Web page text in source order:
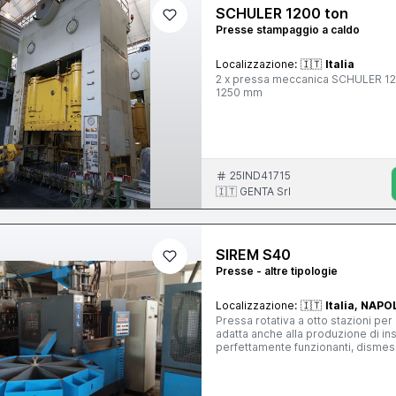
(fronte-retro) CLEARANCE BETWEEN UPRIGHTS (F-
MAXIMUM PRESS WEIGHT :
SCHULER 1200 ton
Presse stampaggio a caldo
Localizzazione: 🇮🇹 Italia
2 x pressa meccanica SCHULER 1200 ton tavola mobile 3500 x 1900 mm corsa 600 mm – luce cbra
1250 mm
25IND41715
🇮🇹 GENTA Srl
SIREM S40
Presse - altre tipologie
Localizzazione: 🇮🇹 Italia,
Pressa rotativa a otto stazioni
adatta anche alla produzione di
perfettamente funzionanti,